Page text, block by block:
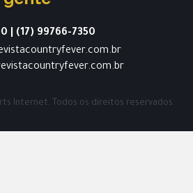
(17) 99766-7350
Internet. Todos os direitos reservados.